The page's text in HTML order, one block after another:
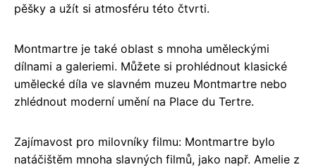
pěšky a užít si atmosféru této čtvrti.
Montmartre je také oblast s mnoha uměleckými
dílnami a galeriemi. Můžete si prohlédnout klasické
umělecké díla ve slavném muzeu Montmartre nebo
zhlédnout moderní umění na Place du Tertre.
Zajímavost pro milovníky filmu: Montmartre bylo
natáčištěm mnoha slavných filmů, jako např. Amelie z